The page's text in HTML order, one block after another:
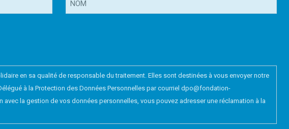
en sa qualité de responsable du traitement. Elles sont destinées à vous envoyer notre
à la Protection des Données Personnelles par courriel dpo@fondation-
avec la gestion de vos données personnelles, vous pouvez adresser une réclamation à la